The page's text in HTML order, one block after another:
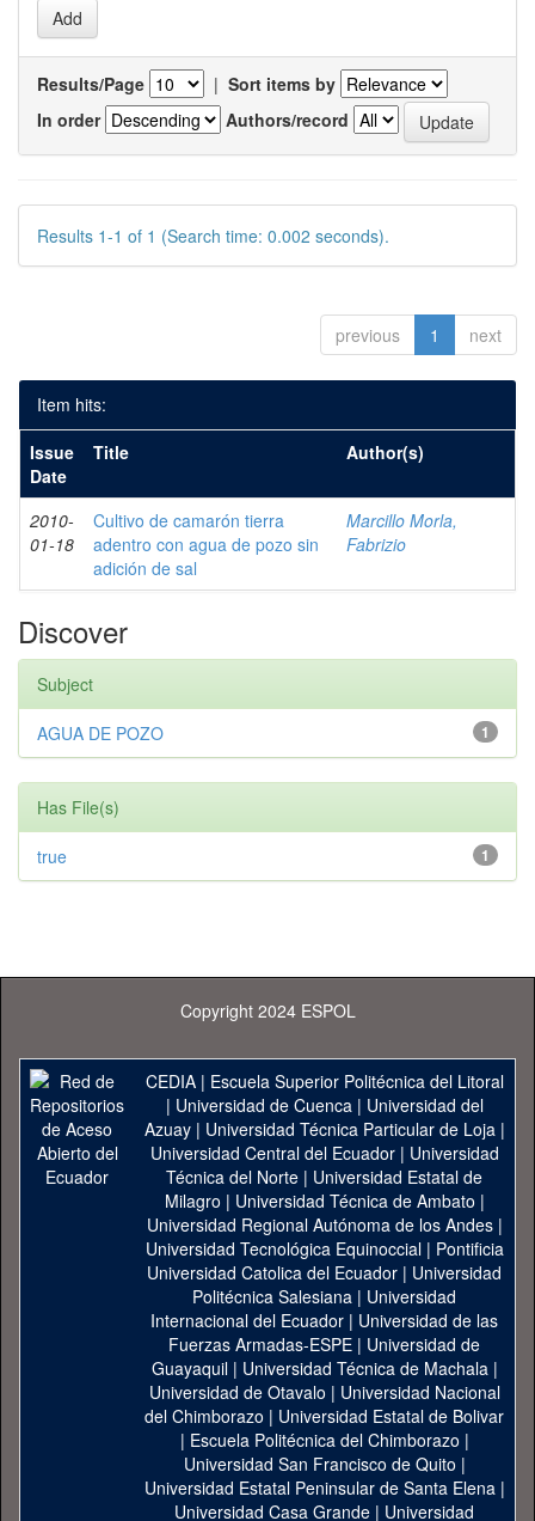
Results/Page | Sort items by
In order
Authors/record
Results 1-1 of 1 (Search time: 0.002 seconds).
previous 1 next
Item hits:
Issue
Date
Title Author(s)
2010-
01-18
Cultivo de camarón tierra
adentro con agua de pozo sin
adición de sal
Marcillo Morla,
Fabrizio
Discover
Subject
1
AGUA DE POZO
Has File(s)
1
true
Copyright 2024 ESPOL
CEDIA| Escuela Superior Politécnica del Litoral
| Universidad de Cuenca| Universidad del
Azuay| Universidad Técnica Particular de Loja|
Universidad Central del Ecuador| Universidad
Técnica del Norte | Universidad Estatal de
Milagro | Universidad Técnica de Ambato |
Universidad Regional Autónoma de los Andes|
Universidad Tecnológica Equinoccial| Pontificia
Universidad Catolica del Ecuador | Universidad
Politécnica Salesiana | Universidad
Internacional del Ecuador | Universidad de las
Fuerzas Armadas-ESPE | Universidad de
Guayaquil| Universidad Técnica de Machala|
Universidad de Otavalo | Universidad Nacional
del Chimborazo | Universidad Estatal de Bolivar
| Escuela Politécnica del Chimborazo |
Universidad San Francisco de Quito |
Universidad Estatal Peninsular de Santa Elena|
Universidad Casa Grande | Universidad